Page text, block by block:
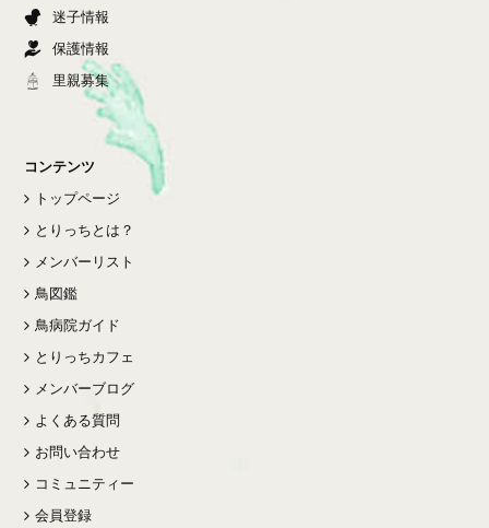
迷子情報
保護情報
里親募集
コンテンツ
トップページ
とりっちとは？
メンバーリスト
鳥図鑑
鳥病院ガイド
とりっちカフェ
メンバーブログ
よくある質問
お問い合わせ
コミュニティー
会員登録